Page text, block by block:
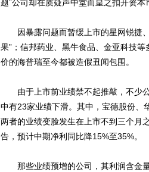
题”公司却在质疑声中堂而皇之扣开资本
因暴露问题而暂缓上市的星网锐捷、
果”；信邦药业、黑牛食品、金亚科技
价的海普瑞至今都被造假丑闻包围。
由于上市前业绩禁不起推敲，不少公
中有23家业绩下滑。其中，宝德股份、
两者的业绩变脸发生在上市不到三个月
告，预计中期净利同比降15%至35%。
那些业绩预增的公司，其利润含金量